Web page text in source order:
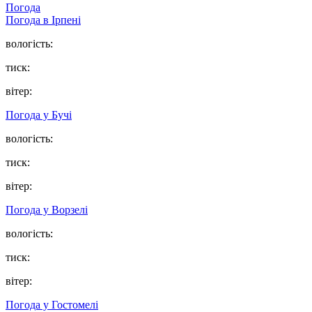
Погода
Погода в Ірпені
вологість:
тиск:
вітер:
Погода у Бучі
вологість:
тиск:
вітер:
Погода у Ворзелі
вологість:
тиск:
вітер:
Погода у Гостомелі